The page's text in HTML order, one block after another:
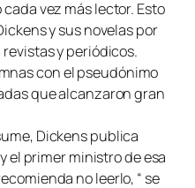
vez más lector. Esto
y sus novelas por
y periódicos.
con el pseudónimo
que alcanzaron gran
Dickens publica
el primer ministro de esa
no leerlo, “ se